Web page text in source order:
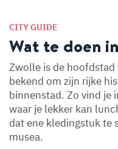
CITY GUIDE
Wat te doen
Zwolle is de hoofdstad
bekend om zijn rijke
binnenstad. Zo vind je
waar je lekker kan
dat ene kledingstuk te
musea.